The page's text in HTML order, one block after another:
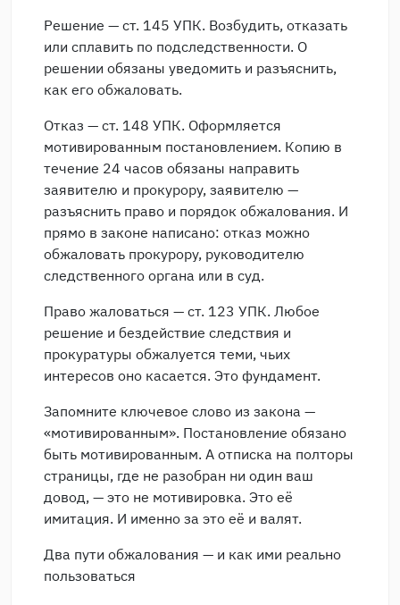
Решение — ст. 145 УПК. Возбудить, отказать
или сплавить по подследственности. О
решении обязаны уведомить и разъяснить,
как его обжаловать.
Отказ — ст. 148 УПК. Оформляется
мотивированным постановлением. Копию в
течение 24 часов обязаны направить
заявителю и прокурору, заявителю —
разъяснить право и порядок обжалования. И
прямо в законе написано: отказ можно
обжаловать прокурору, руководителю
следственного органа или в суд.
Право жаловаться — ст. 123 УПК. Любое
решение и бездействие следствия и
прокуратуры обжалуется теми, чьих
интересов оно касается. Это фундамент.
Запомните ключевое слово из закона —
«мотивированным». Постановление обязано
быть мотивированным. А отписка на полторы
страницы, где не разобран ни один ваш
довод, — это не мотивировка. Это её
имитация. И именно за это её и валят.
Два пути обжалования — и как ими реально
пользоваться